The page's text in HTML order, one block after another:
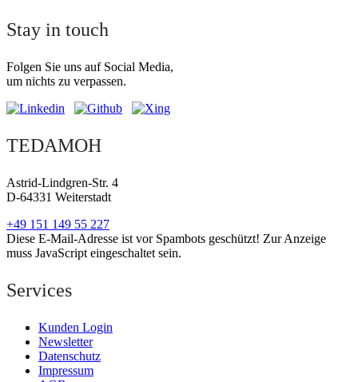
Stay in touch
Folgen Sie uns auf Social Media,
um nichts zu verpassen.
TEDAMOH
Astrid-Lindgren-Str. 4
D-64331 Weiterstadt
+49 151 149 55 227
Diese E-Mail-Adresse ist vor Spambots geschützt! Zur Anzeige
muss JavaScript eingeschaltet sein.
Services
Kunden Login
Newsletter
Datenschutz
Impressum